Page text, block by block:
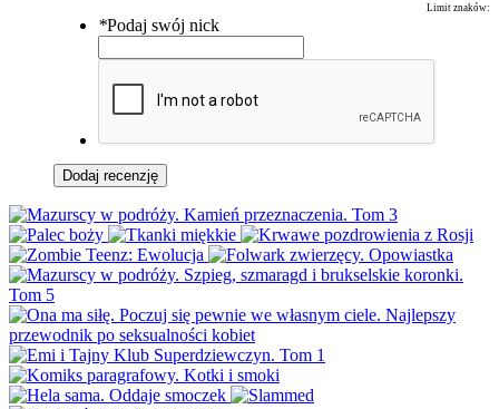
Limit znaków:
*Podaj swój nick
Dodaj recenzję